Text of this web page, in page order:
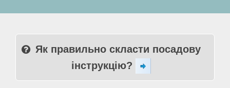
Як правильно скласти посадову
інструкцію?